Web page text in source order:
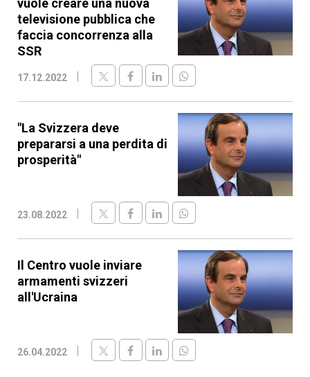
vuole creare una nuova
televisione pubblica che
faccia concorrenza alla
SSR
17.12.2022
"La Svizzera deve
prepararsi a una perdita di
prosperità"
23.08.2022
Il Centro vuole inviare
armamenti svizzeri
all'Ucraina
26.04.2022